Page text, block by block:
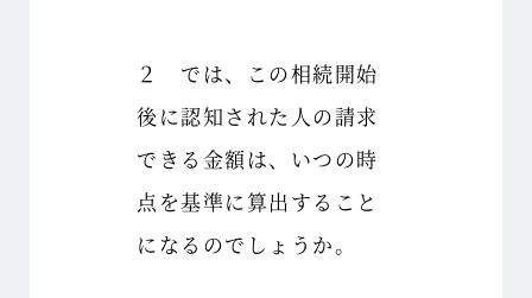
２ では、この相続開始
後に認知された人の請求
できる金額は、いつの時
点を基準に算出すること
になるのでしょうか。